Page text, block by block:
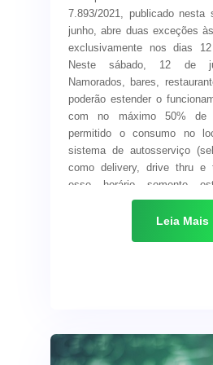
7.893/2021, publicado nesta
junho, abre duas exceções
exclusivamente nos dias
Neste sábado, 12 de
Namorados, bares,
poderão estender o
com no máximo 50% de
permitido o consumo no
sistema de autosserviço
como delivery, drive thru e
esse horário somente
atendimento por delivery. No
13 de junho, o
e correlatas, públicas e
candidatos para a
Leia Mais